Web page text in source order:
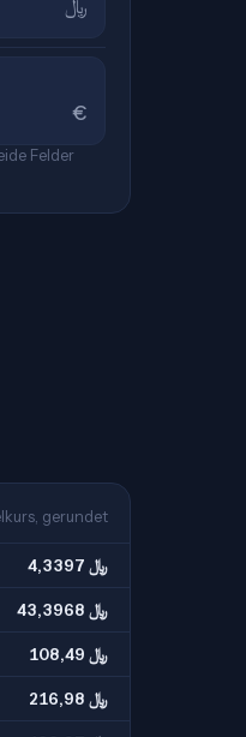
﷼
€
Felder
gerundet
4,3397 ﷼
43,3968 ﷼
108,49 ﷼
216,98 ﷼